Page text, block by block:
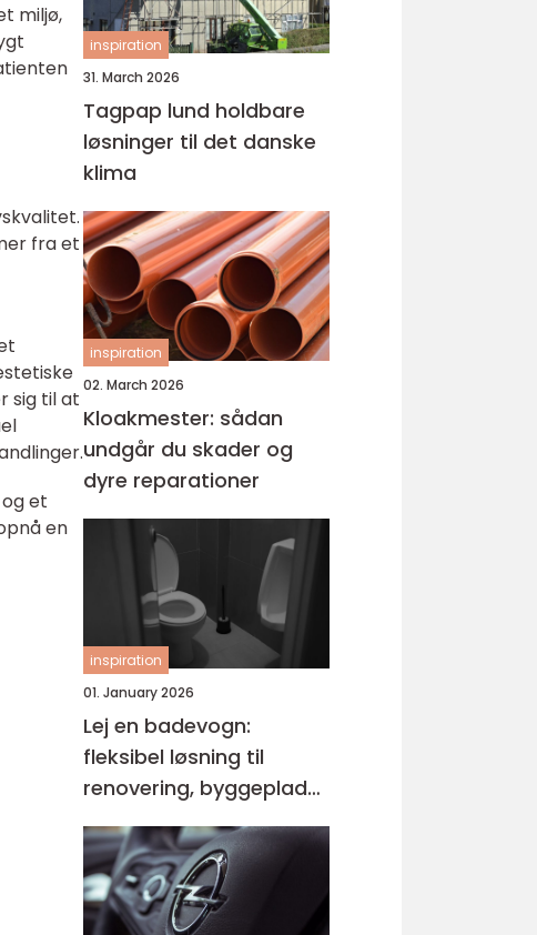
miljø,
fra et
sig til at
et
en
inspiration
31. March 2026
Tagpap lund holdbare
løsninger til det danske
klima
inspiration
02. March 2026
Kloakmester: sådan
undgår du skader og
dyre reparationer
inspiration
01. January 2026
Lej en badevogn:
fleksibel løsning til
renovering, byggeplads
og events